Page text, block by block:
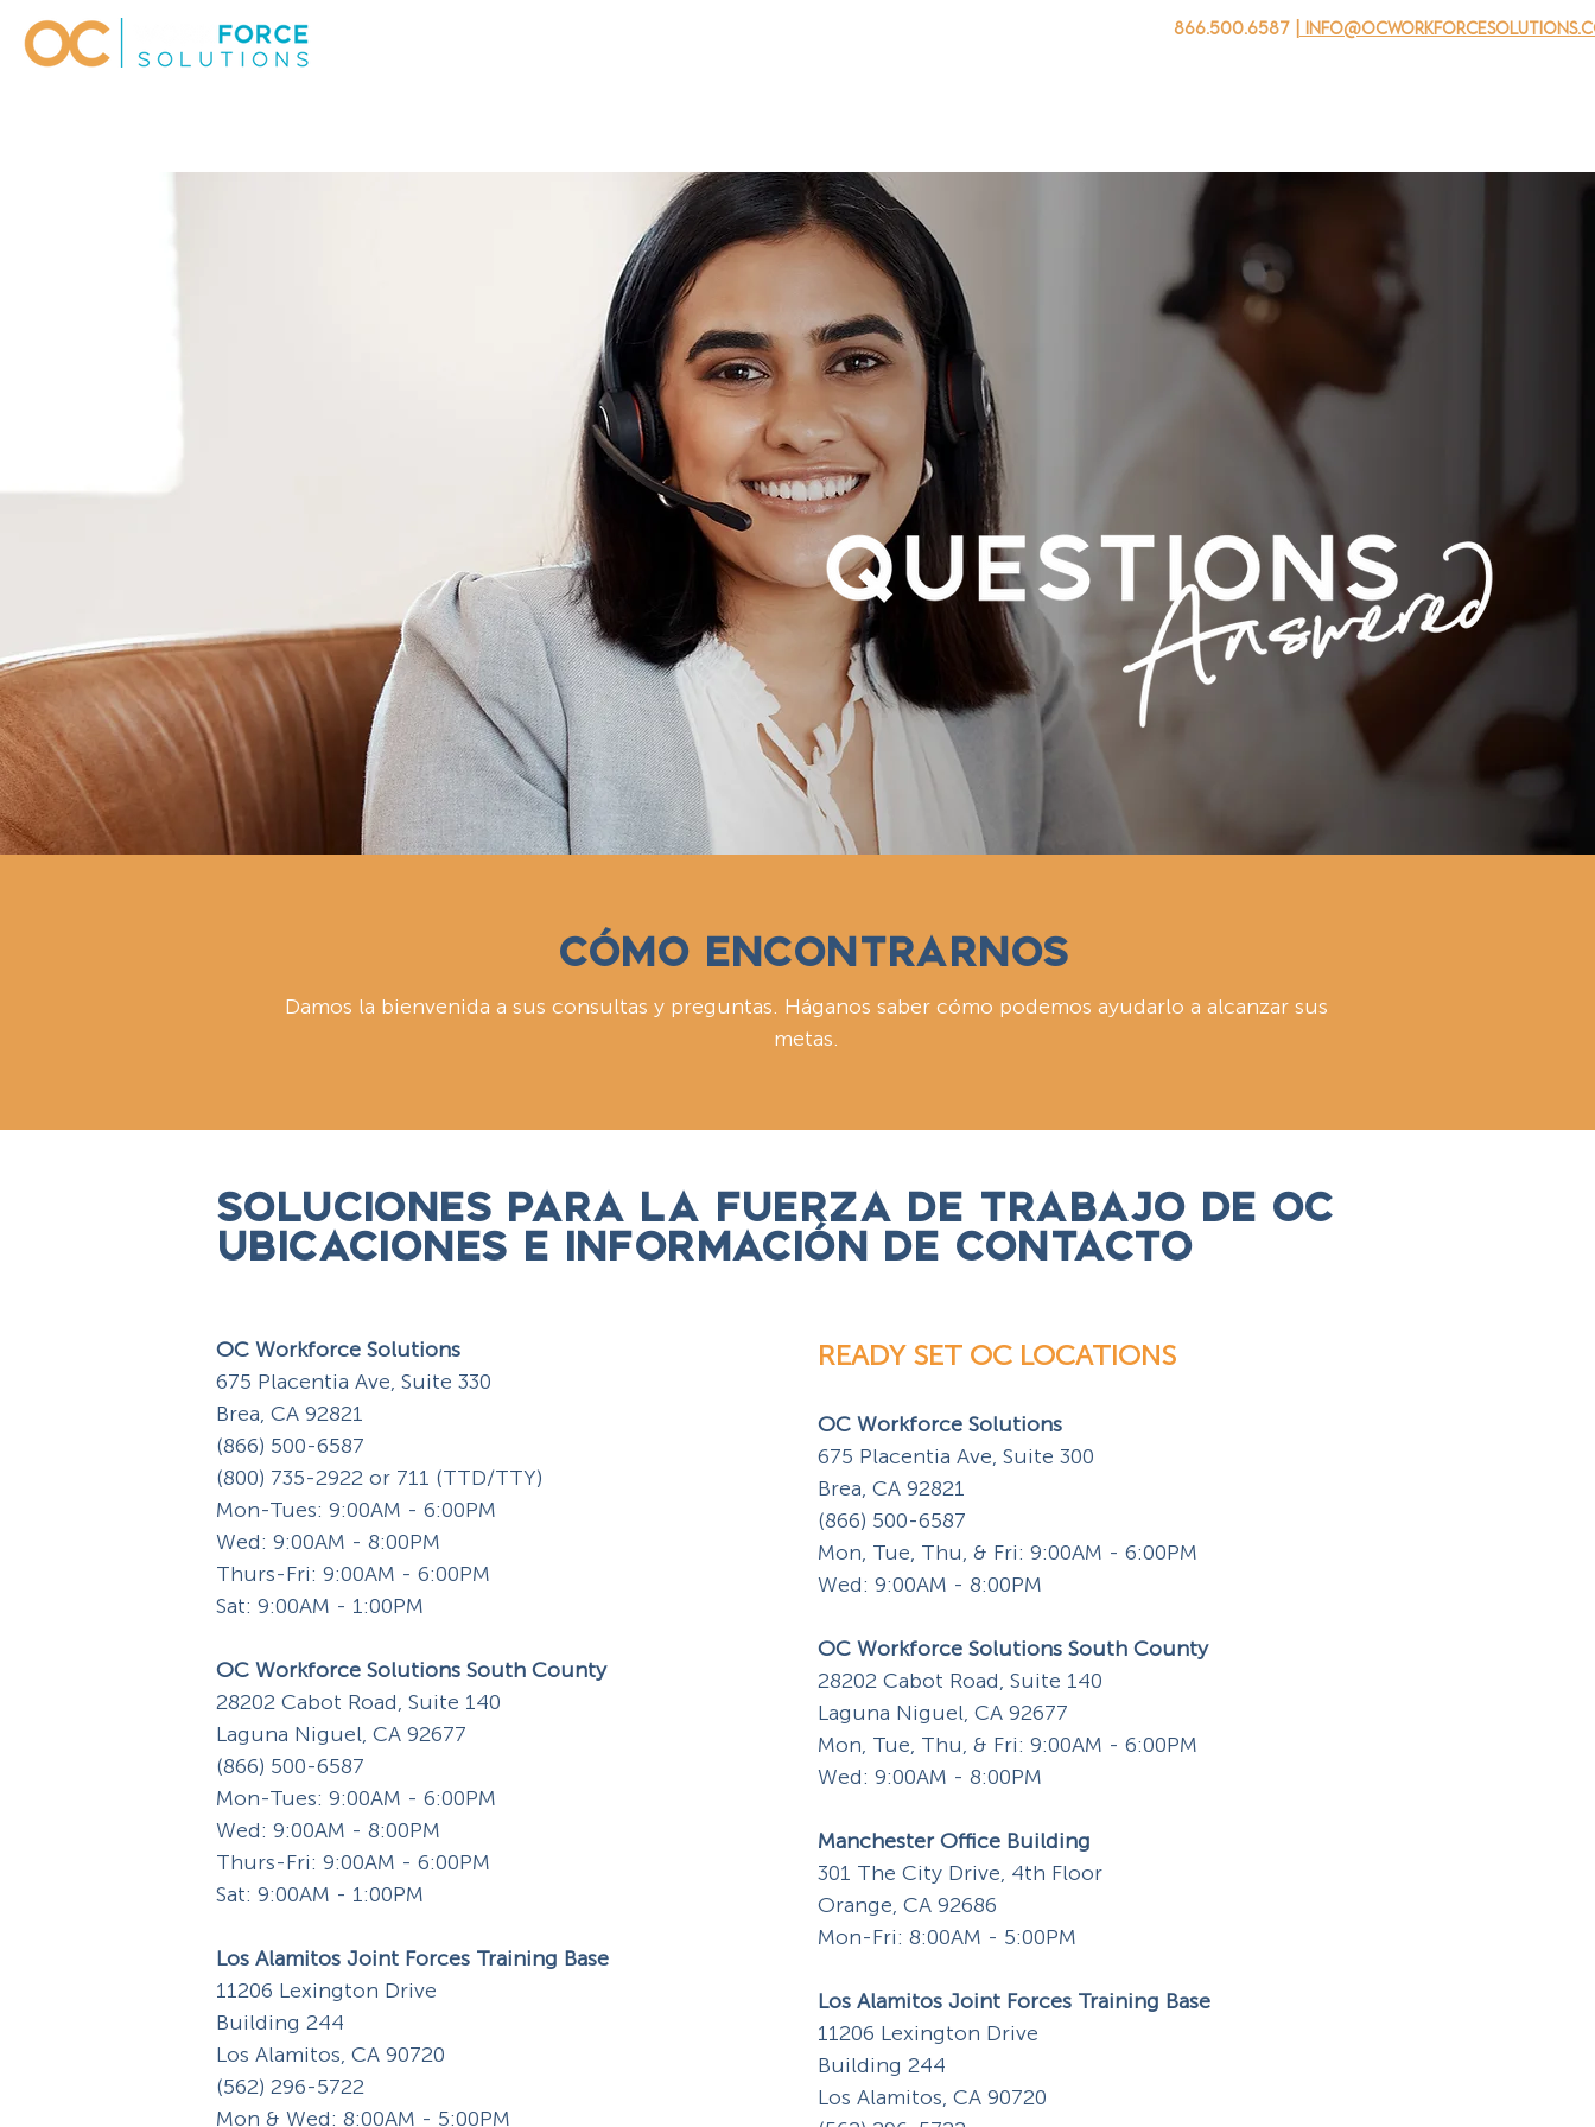
866.500.6587 |
CÓMO ENCONTRARNOS
Damos la bienvenida a sus consultas y preguntas. Háganos saber cómo podemos ayudarlo a alcanzar sus
metas.
SOLUCIONES PARA LA FUERZA DE TRABAJO DE OC
UBICACIONES E INFORMACIÓN DE CONTACTO
OC Workforce Solutions
675 Placentia Ave, Suite 330
Brea, CA 92821
(866) 500-6587
(800) 735-2922 or 711 (TTD/TTY)
Mon-Tues: 9:00AM - 6:00PM
Wed: 9:00AM - 8:00PM
Thurs-Fri: 9:00AM - 6:00PM
Sat: 9:00AM - 1:00PM
OC Workforce Solutions South County
28202 Cabot Road, Suite 140
Laguna Niguel, CA 92677
(866) 500-6587
Mon-Tues: 9:00AM - 6:00PM
Wed: 9:00AM - 8:00PM
Thurs-Fri: 9:00AM - 6:00PM
Sat: 9:00AM - 1:00PM
Los Alamitos Joint Forces Training Base
11206 Lexington Drive
Building 244
Los Alamitos, CA 90720
(562) 296-5722
Mon & Wed: 8:00AM - 5:00PM
READY SET OC LOCATIONS
OC Workforce Solutions
675 Placentia Ave, Suite 300
Brea, CA 92821
(866) 500-6587
Mon, Tue, Thu, & Fri: 9:00AM - 6:00PM
Wed: 9:00AM - 8:00PM
OC Workforce Solutions South County
28202 Cabot Road, Suite 140
Laguna Niguel, CA 92677
Mon, Tue, Thu, & Fri: 9:00AM - 6:00PM
Wed: 9:00AM - 8:00PM​
Manchester Office Building
301 The City Drive, 4th Floor
Orange, CA 92686
Mon-Fri: 8:00AM - 5:00PM
Los Alamitos Joint Forces Training Base
11206 Lexington Drive
Building 244
Los Alamitos, CA 90720